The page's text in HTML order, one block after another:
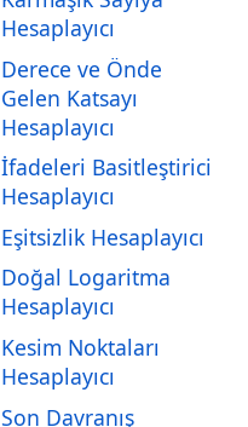
Hesaplayıcı
Derece ve Önde
Gelen Katsayı
Hesaplayıcı
İfadeleri Basitleştirici
Hesaplayıcı
Eşitsizlik Hesaplayıcı
Doğal Logaritma
Hesaplayıcı
Kesim Noktaları
Hesaplayıcı
Son Davranış